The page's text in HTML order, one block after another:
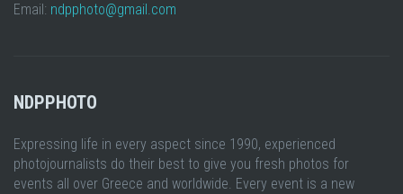
Email: ndpphoto@gmail.com
NDPPHOTO
Expressing life in every aspect since 1990, experienced
photojournalists do their best to give you fresh photos for
events all over Greece and worldwide. Every event is a new